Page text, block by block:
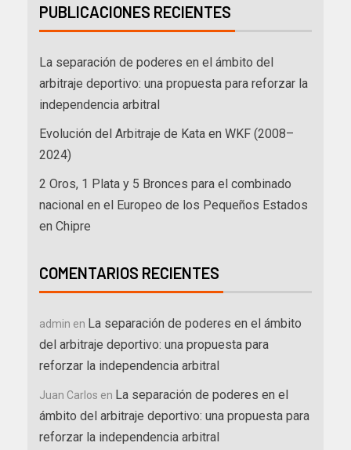
PUBLICACIONES RECIENTES
La separación de poderes en el ámbito del
arbitraje deportivo: una propuesta para reforzar la
independencia arbitral
Evolución del Arbitraje de Kata en WKF (2008–
2024)
2 Oros, 1 Plata y 5 Bronces para el combinado
nacional en el Europeo de los Pequeños Estados
en Chipre
COMENTARIOS RECIENTES
admin en La separación de poderes en el ámbito
del arbitraje deportivo: una propuesta para
reforzar la independencia arbitral
Juan Carlos en La separación de poderes en el
ámbito del arbitraje deportivo: una propuesta para
reforzar la independencia arbitral